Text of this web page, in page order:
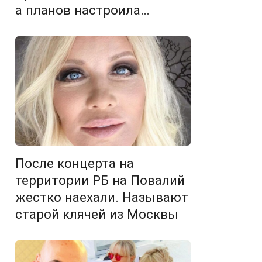
а планов настроила…
После концерта на
территории РБ на Повалий
жестко наехали. Называют
старой клячей из Москвы